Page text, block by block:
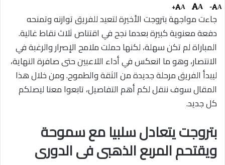
A
-
A
A
+
جاءت مواجهة بتروجت الأخيرة لتعيد للفريق توازنه وتمنحه
دفعة معنوية كبيرة بعدما نجح في اقتناص ثلاث نقاط غالية.
المباراة لم تكن سهلة، لكنها حملت ملامح الإصرار والرغبة في
الانتصار، وهو ما انعكس في أداء اللاعبين حتى صافرة النهاية،
ليبدأ الفريق مرحلة جديدة من الثقة والطموح. ومن خلال هذا
المقال سوف ننقل لكم أهم التفاصيل، تابعوا معنا ليصلكم
كل جديد.
بتروجت يتعادل سلبيا مع سموحة
ويقتحم المربع الذهبى فى الدورى